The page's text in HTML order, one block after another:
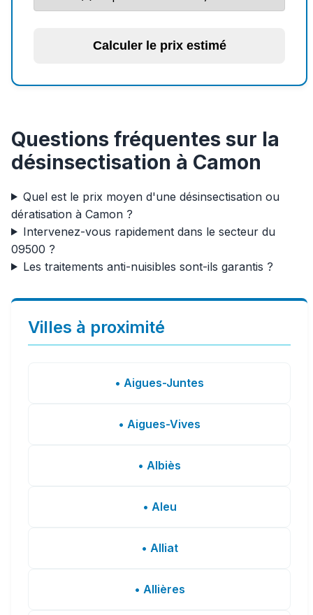
Calculer le prix estimé
Questions fréquentes sur la
désinsectisation à Camon
Quel est le prix moyen d'une désinsectisation ou
dératisation à Camon ?
Intervenez-vous rapidement dans le secteur du
09500 ?
Les traitements anti-nuisibles sont-ils garantis ?
Villes à proximité
• Aigues-Juntes
• Aigues-Vives
• Albiès
• Aleu
• Alliat
• Allières